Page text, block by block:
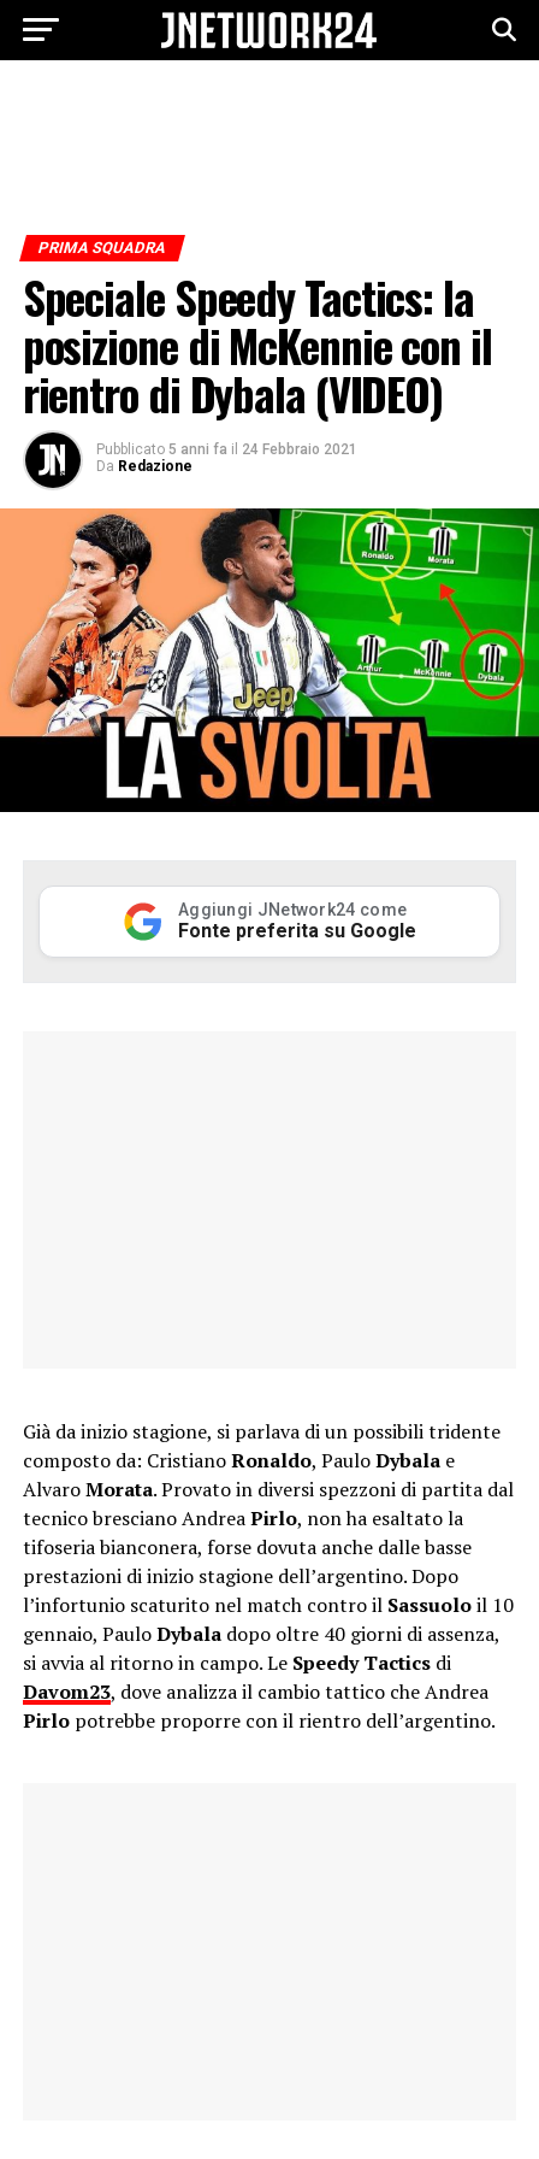
PRIMA SQUADRA
Speciale Speedy Tactics: la
posizione di McKennie con il
rientro di Dybala (VIDEO)
Pubblicato 5 anni fa il 24 Febbraio 2021
Da Redazione
Aggiungi JNetwork24 come
Fonte preferita su Google
Già da inizio stagione, si parlava di un possibili tridente
composto da: CristianoRonaldo, PauloDybala e
AlvaroMorata. Provato in diversi spezzoni di partita dal
tecnico bresciano AndreaPirlo, non ha esaltato la
tifoseria bianconera, forse dovuta anche dalle basse
prestazioni di inizio stagione dell’argentino. Dopo
l’infortunio scaturito nel match contro il Sassuoloil 10
gennaio, PauloDybala dopo oltre 40 giorni di assenza,
si avvia al ritorno in campo. Le Speedy Tacticsdi
Davom23, dove analizza il cambio tattico che Andrea
Pirlo potrebbe proporre con il rientro dell’argentino.